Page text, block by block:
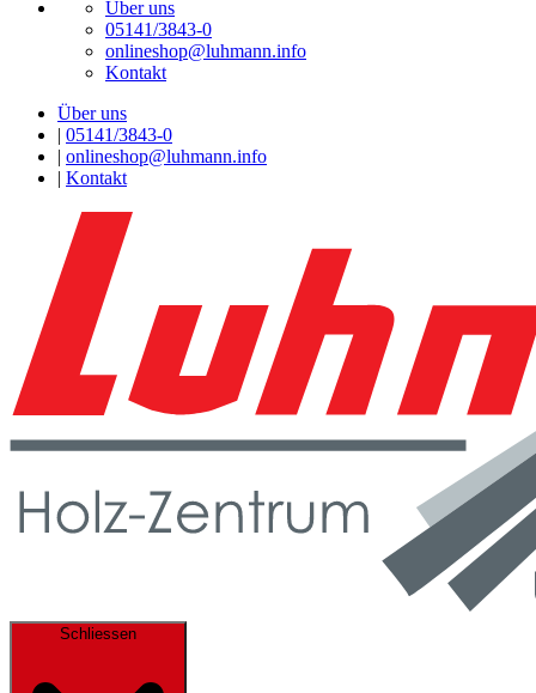
Über uns
05141/3843-0
onlineshop@luhmann.info
Kontakt
Über uns
| 05141/3843-0
| onlineshop@luhmann.info
| Kontakt
Schliessen